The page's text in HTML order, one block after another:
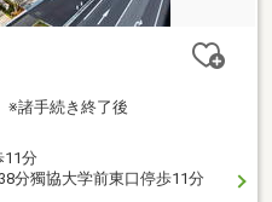
諸手続き終了後
11分
分獨協大学前東口停歩11分